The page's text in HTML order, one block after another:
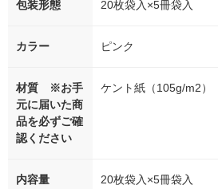
包装形態 20枚袋入×5冊袋入
カラー ピンク
材質 ※お手
元に届いた商
品を必ずご確
認ください
ケント紙（105g/m2）
内容量 20枚袋入×5冊袋入